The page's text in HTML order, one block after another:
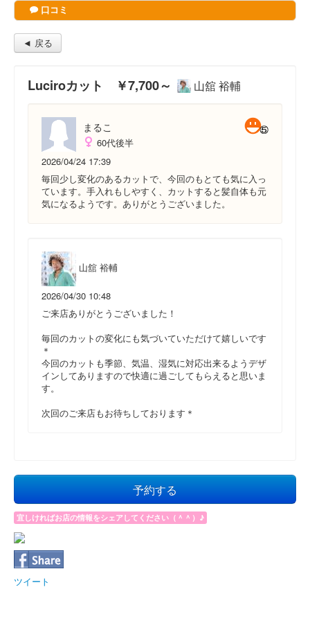
口コミ
◄ 戻る
Luciroカット ￥7,700～ 山舘 裕輔
まるこ
60代後半
2026/04/24 17:39
毎回少し変化のあるカットで、今回のもとても気に入っ
ています。手入れもしやすく、カットすると髪自体も元
気になるようです。ありがとうございました。
山舘 裕輔
2026/04/30 10:48
ご来店ありがとうございました！
毎回のカットの変化にも気づいていただけて嬉しいです
＊
今回のカットも季節、気温、湿気に対応出来るようデザ
インしてありますので快適に過ごしてもらえると思いま
す。
次回のご来店もお待ちしております＊
予約する
宜しければお店の情報をシェアしてください（＾＾）♪
ツイート